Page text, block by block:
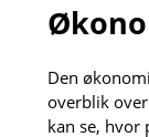
Den
overblik
kan se, hvor